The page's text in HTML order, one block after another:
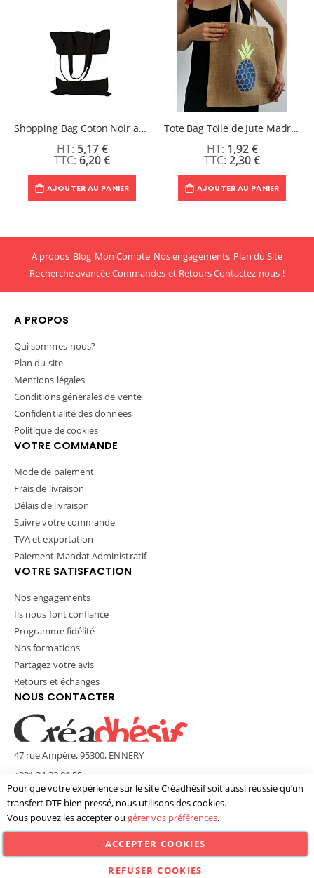
Shopping Bag Coton Noir avec Bande Polyester Sublimable
6,20 €
5,17 €
AJOUTER AU PANIER
Tote Bag Toile de Jute Madras
2,30 €
1,92 €
AJOUTER AU PANIER
A propos Blog Mon Compte Nos engagements Plan du Site
Recherche avancéeCommandes et RetoursContactez-nous !
A PROPOS
Qui sommes-nous?
Plan du site
Mentions légales
Conditions générales de vente
Confidentialité des données
Politique de cookies
VOTRE COMMANDE
Mode de paiement
Frais de livraison
Délais de livraison
Suivre votre commande
TVA et exportation
Paiement Mandat Administratif
VOTRE SATISFACTION
Nos engagements
Ils nous font confiance
Programme fidélité
Nos formations
Partagez votre avis
Retours et échanges
NOUS CONTACTER
47 rue Ampère, 95300, ENNERY
+331 34 33 01 55
contact@creadhesif.com
Lun - Ven / 9h30 - 12h00 & 14h00 - 17h00
© Créadhésif 2025. Tous Droits Réservés.
Pour que votre expérience sur le site Créadhésif soit aussi réussie qu’un
transfert DTF bien pressé, nous utilisons des cookies.
Vous pouvez les accepter ou gérer vos préférences.
ACCEPTER COOKIES
REFUSER COOKIES